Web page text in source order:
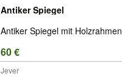
Antiker Spiegel
Antiker Spiegel mit Holzrahmen
60 €
Jever